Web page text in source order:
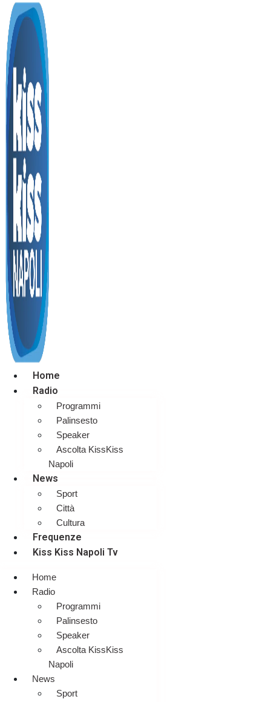
Home
Radio
Programmi
Palinsesto
Speaker
Ascolta KissKiss
Napoli
News
Sport
Città
Cultura
Frequenze
Kiss Kiss Napoli Tv
Home
Radio
Programmi
Palinsesto
Speaker
Ascolta KissKiss
Napoli
News
Sport